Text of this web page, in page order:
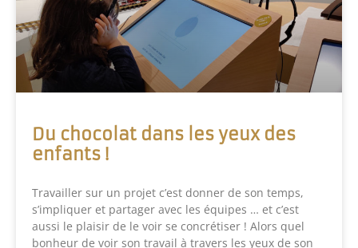
Du chocolat dans les yeux des
enfants !
Travailler sur un projet c’est donner de son temps,
s’impliquer et partager avec les équipes … et c’est
aussi le plaisir de le voir se concrétiser ! Alors quel
bonheur de voir son travail à travers les yeux de son